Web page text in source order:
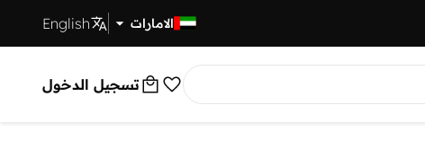
الامارات English
تسجيل الدخول